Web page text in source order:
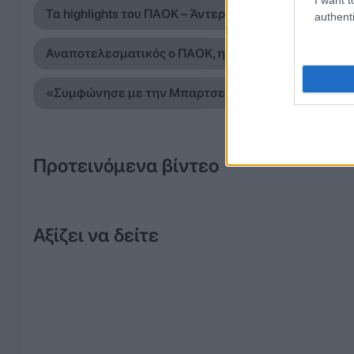
Τα highlights του ΠΑΟΚ – Άντερλεχτ (VIDEO)
Αναποτελεσματικός ο ΠΑΟΚ, ηττήθηκε 1-0 από την
«Συμφώνησε με την Μπαρτσελόνα ο Ρόδρι»
Προτεινόμενα βίντεο
Αξίζει να δείτε